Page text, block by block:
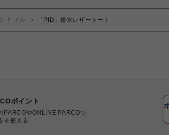
イル 「PID」撥水レザートート
ポイント
PARCOやONLINE PARCOで
＆使える